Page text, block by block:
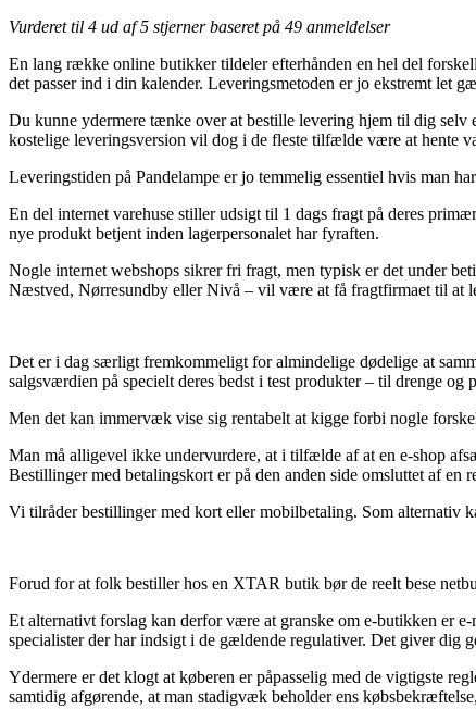
Vurderet til 4 ud af 5 stjerner baseret på 49 anmeldelser
En lang række online butikker tildeler efterhånden en hel del
det passer ind i din kalender. Leveringsmetoden er jo ekstremt let
Du kunne ydermere tænke over at bestille levering hjem til dig
kostelige leveringsversion vil dog i de fleste tilfælde være at hente
Leveringstiden på Pandelampe er jo temmelig essentiel hvis man
En del internet varehuse stiller udsigt til 1 dags fragt på deres
nye produkt betjent inden lagerpersonalet har fyraften.
Nogle internet webshops sikrer fri fragt, men typisk er det under
Næstved, Nørresundby eller Nivå – vil være at få fragtfirmaet til at
Det er i dag særligt fremkommeligt for almindelige dødelige at
salgsværdien på specielt deres bedst i test produkter – til drenge
Men det kan immervæk vise sig rentabelt at kigge forbi nogle
Man må alligevel ikke undervurdere, at i tilfælde af at en e-shop
Bestillinger med betalingskort er på den anden side omsluttet af en
Vi tilråder bestillinger med kort eller mobilbetaling. Som alternativ
Forud for at folk bestiller hos en XTAR butik bør de reelt bese
Et alternativt forslag kan derfor være at granske om e-butikken er
specialister der har indsigt i de gældende regulativer. Det giver dig
Ydermere er det klogt at køberen er påpasselig med de vigtigste
samtidig afgørende, at man stadigvæk beholder ens